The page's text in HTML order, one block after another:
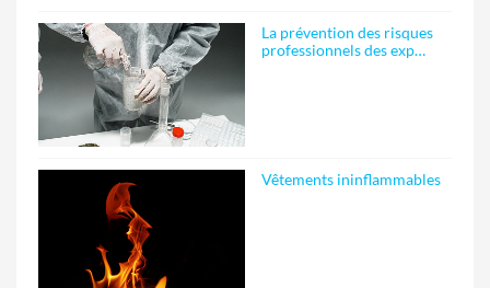
La prévention des risques
professionnels des exp…
Vêtements ininflammables